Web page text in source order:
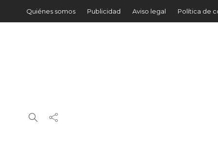
Quiénes somos Publicidad Aviso legal Política de